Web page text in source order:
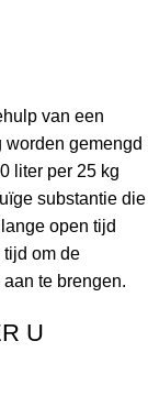
van een
gemengd
liter per 25 kg
substantie die
open tijd
om de
te brengen.
U